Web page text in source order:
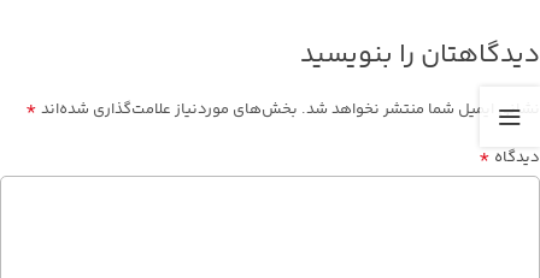
دیدگاهتان را بنویسید
نشانی ایمیل شما منتشر نخواهد شد. بخش‌های موردنیاز علامت‌گذاری شده‌اند *
دیدگاه *